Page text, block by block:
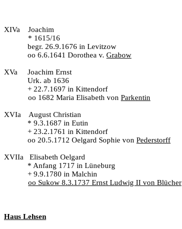
XIVa
Joachim
* 1615/16
begr. 26.9.1676 in Levitzow
oo 6.6.1641 Dorothea v.Grabow
XVa
Joachim Ernst
Urk. ab 1636
+ 22.7.1697 in Kittendorf
oo 1682 Maria Elisabeth von Parkentin
XVIa
August Christian
* 9.3.1687 in Eutin
+ 23.2.1761 in Kittendorf
oo 20.5.1712 Oelgard Sophie vonPederstorff
XVIIa
Elisabeth Oelgard
* Anfang 1717 in Lüneburg
+ 9.9.1780 in Malchin
oo Sukow 8.3.1737 Ernst Ludwig II von Blücher
Haus Lehsen